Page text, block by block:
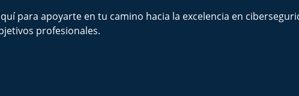
para apoyarte en tu camino hacia la excelencia en
profesionales.